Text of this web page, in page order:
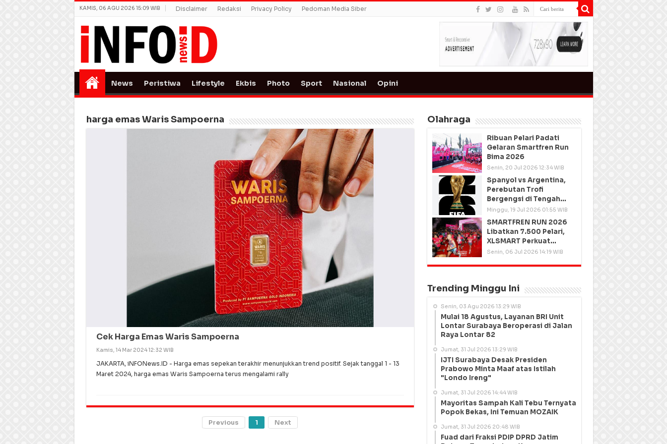
KAMIS, 06 AGU 2026 15:09 WIB Disclaimer Redaksi Privacy Policy Pedoman Media Siber
News Peristiwa Lifestyle Ekbis Photo Sport Nasional Opini
harga emas Waris Sampoerna
Cek Harga Emas Waris Sampoerna
Kamis, 14 Mar 2024 12:32 WIB
JAKARTA, iNFONews.ID - Harga emas sepekan terakhir menunjukkan trend positif. Sejak tanggal 1 - 13
Maret 2024, harga emas Waris Sampoerna terus mengalami rally
Previous 1 Next
Olahraga
Ribuan Pelari Padati
Gelaran Smartfren Run
Bima 2026
Senin, 20 Jul 2026 12:34 WIB
Spanyol vs Argentina,
Perebutan Trofi
Bergengsi di Tengah
Semangat Persatuan
Minggu, 19 Jul 2026 01:55 WIB
SMARTFREN RUN 2026
Libatkan 7.500 Pelari,
XLSMART Perkuat
Kedekatan dengan
Senin, 06 Jul 2026 14:19 WIB
Trending Minggu Ini
Senin, 03 Agu 2026 13:29 WIB
Mulai 18 Agustus, Layanan BRI Unit
Lontar Surabaya Beroperasi di Jalan
Raya Lontar 82
Jumat, 31 Jul 2026 13:29 WIB
IJTI Surabaya Desak Presiden
Prabowo Minta Maaf atas Istilah
"Londo Ireng"
Jumat, 31 Jul 2026 14:44 WIB
Mayoritas Sampah Kali Tebu Ternyata
Popok Bekas, Ini Temuan MOZAIK
Jumat, 31 Jul 2026 20:48 WIB
Fuad dari Fraksi PDIP DPRD Jatim